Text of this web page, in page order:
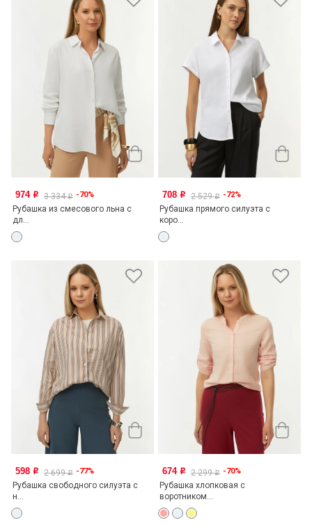
974 o 3 334o -70%
Рубашка из смесового льна с
дл...
708 o 2 529o -72%
Рубашка прямого силуэта с
коро...
598 o 2 699o -77%
Рубашка свободного силуэта с
н...
674 o 2 299o -70%
Рубашка хлопковая с
воротником...